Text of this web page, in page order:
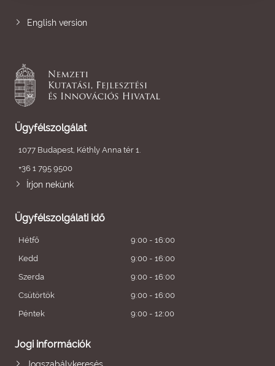
English version
Ügyfélszolgálat
1077 Budapest, Kéthly Anna tér 1.
+36 1 795 9500
Írjon nekünk
Ügyfélszolgálati idő
Hétfő
9:00 - 16:00
Kedd
9:00 - 16:00
Szerda
9:00 - 16:00
Csütörtök
9:00 - 16:00
Péntek
9:00 - 12:00
Jogi információk